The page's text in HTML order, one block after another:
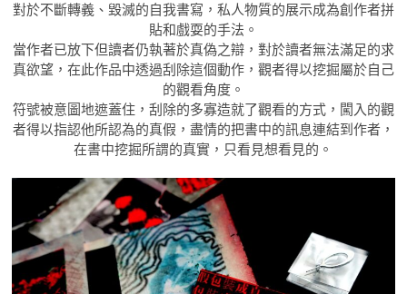
對於不斷轉義、毀滅的自我書寫，私人物質的展示成為創作者拼
貼和戲耍的手法。
當作者已放下但讀者仍執著於真偽之辯，對於讀者無法滿足的求
真欲望，在此作品中透過刮除這個動作，觀者得以挖掘屬於自己
的觀看角度。
符號被意圖地遮蓋住，刮除的多寡造就了觀看的方式，闖入的觀
者得以指認他所認為的真假，盡情的把書中的訊息連結到作者，
在書中挖掘所謂的真實，只看見想看見的。